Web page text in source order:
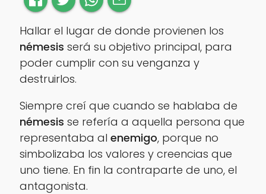
Hallar el lugar de donde provienen los
némesis será su objetivo principal, para
poder cumplir con su venganza y
destruirlos.
Siempre creí que cuando se hablaba de
némesis se refería a aquella persona que
representaba al enemigo, porque no
simbolizaba los valores y creencias que
uno tiene. En fin la contraparte de uno, el
antagonista.